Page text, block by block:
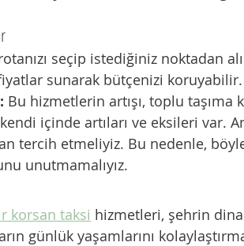
seçip istediğiniz noktadan
sunarak bütçenizi koruyabilir.
Bu hizmetlerin artışı, toplu taşıma
içinde artıları ve eksileri var.
tercih etmeliyiz. Bu nedenle,
unutmamalıyız.
korsan taksi hizmetleri, şehrin
günlük yaşamlarını